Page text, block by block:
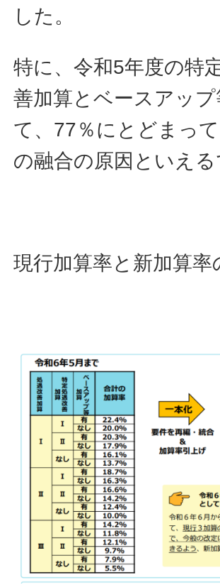
した。
特に、令和5年度の特
善加算とベースアッ
て、77％にとどまっ
の融合の原因といえ
現行加算率と新加算